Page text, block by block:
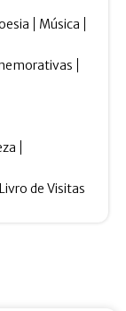
Música
Livro de Visitas